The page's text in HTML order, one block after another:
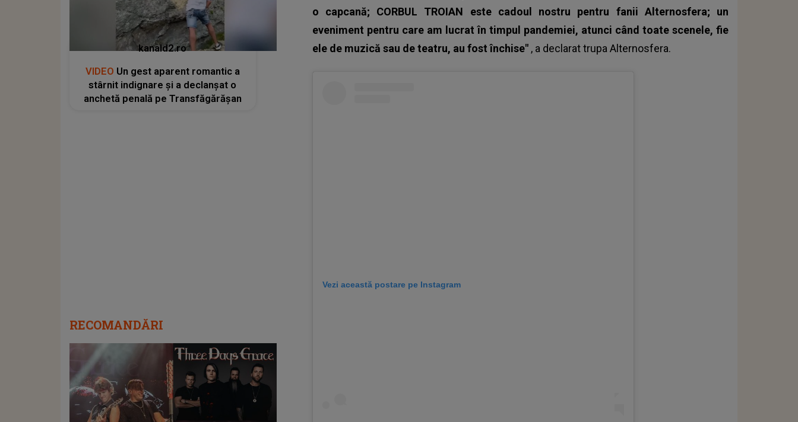
o capcană; CORBUL TROIAN este cadoul nostru pentru fanii Alternosfera; un
eveniment pentru care am lucrat în timpul pandemiei, atunci când toate scenele, fie
ele de muzică sau de teatru, au fost închise" , a declarat trupa Alternosfera.
Vezi această postare pe Instagram
kanald2.ro
VIDEO Un gest aparent romantic a
stârnit indignare și a declanșat o
anchetă penală pe Transfăgărășan
RECOMANDĂRI